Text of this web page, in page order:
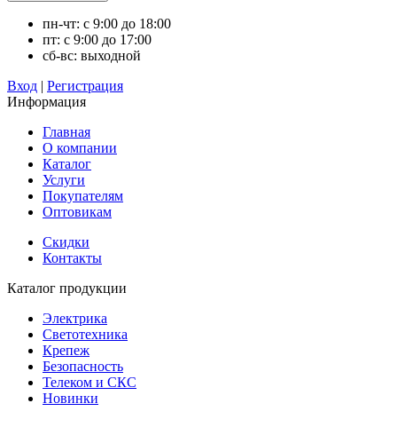
пн-чт: с 9:00 до 18:00
пт: с 9:00 до 17:00
сб-вс: выходной
Вход | Регистрация
Информация
Главная
О компании
Каталог
Услуги
Покупателям
Оптовикам
Скидки
Контакты
Каталог продукции
Электрика
Светотехника
Крепеж
Безопасность
Телеком и СКС
Новинки